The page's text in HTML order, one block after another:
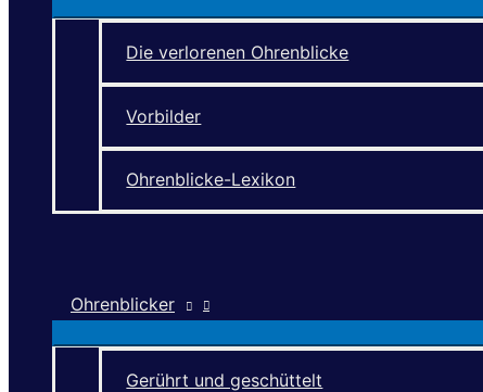
Die verlorenen Ohrenblicke
Vorbilder
Ohrenblicke-Lexikon
Ohrenblicker
Gerührt und geschüttelt